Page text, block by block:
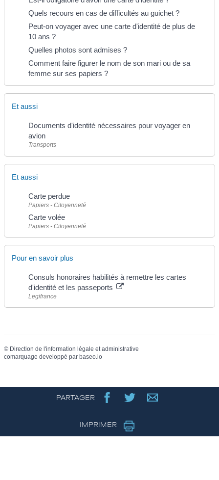
Quels recours en cas de difficultés au guichet ?
Peut-on voyager avec une carte d'identité de plus de
10 ans ?
Quelles photos sont admises ?
Comment faire figurer le nom de son mari ou de sa
femme sur ses papiers ?
Et aussi
Documents d'identité nécessaires pour voyager en
avion
Transports
Et aussi
Carte perdue
Papiers - Citoyenneté
Carte volée
Papiers - Citoyenneté
Pour en savoir plus
Consuls honoraires habilités à remettre les cartes
d'identité et les passeports
Legifrance
© Direction de l'information légale et administrative
comarquage developpé par baseo.io
PARTAGER
IMPRIMER